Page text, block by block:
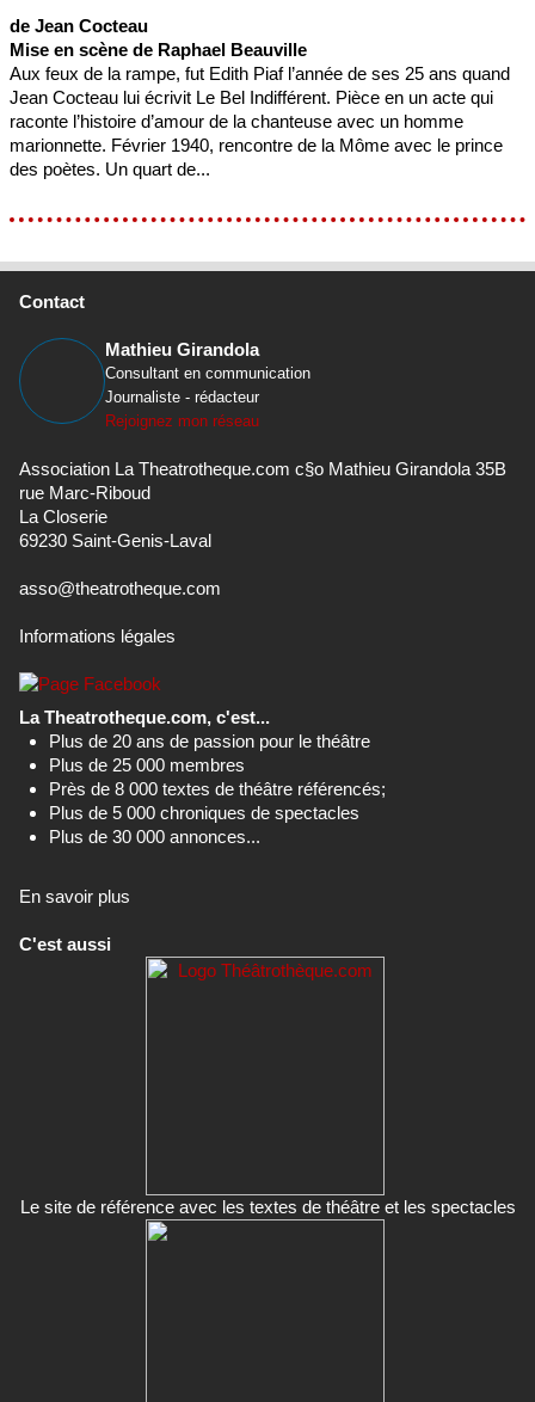
de Jean Cocteau
Mise en scène de Raphael Beauville
Aux feux de la rampe, fut Edith Piaf l’année de ses 25 ans quand
Jean Cocteau lui écrivit Le Bel Indifférent. Pièce en un acte qui
raconte l’histoire d’amour de la chanteuse avec un homme
marionnette. Février 1940, rencontre de la Môme avec le prince
des poètes. Un quart de...
Contact
Mathieu Girandola
Consultant en communication
Journaliste - rédacteur
Rejoignez mon réseau
Association La Theatrotheque.com c§o Mathieu Girandola 35B
rue Marc-Riboud
La Closerie
69230 Saint-Genis-Laval
asso@theatrotheque.com
Informations légales
La Theatrotheque.com, c'est...
Plus de 20 ans de passion pour le théâtre
Plus de 25 000 membres
Près de 8 000 textes de théâtre référencés;
Plus de 5 000 chroniques de spectacles
Plus de 30 000 annonces...
En savoir plus
C'est aussi
Le site de référence avec les textes de théâtre et les spectacles